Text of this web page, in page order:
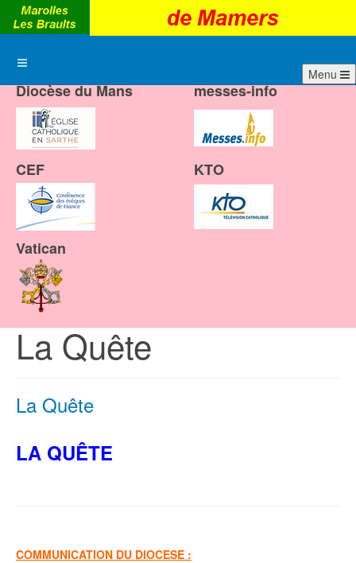
Menu
Diocèse du Mans messes-info
CEF KTO
Vatican
La Quête
La Quête
LA QUÊTE
COMMUNICATION DU DIOCESE :